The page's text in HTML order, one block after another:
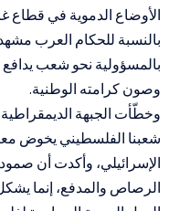
الأوضاع الدموية في قطاع
بالنسبة للحكام العرب
بالمسؤولية نحو شعب
وصون كرامته الوطنية.
وخطّأت الجبهة
شعبنا الفلسطيني يخوض
الإسرائيلي، وأكدت أن
الرصاص والمدفع، إنما